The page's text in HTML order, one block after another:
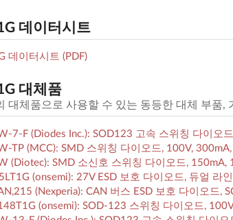
데이터시트
데이터시트 (PDF)
대체품
대체품으로 사용할 수 있는 동등한 대체 부품,
7-F (Diodes Inc.): SOD123 고속 스위칭 다이오
TP (MCC): SMD 스위칭 다이오드, 100V,
(Diotec): SMD 소신호 스위칭 다이오드, 150mA,
(onsemi): 27V ESD 보호 다이오드, 듀얼 라
(Nexperia): CAN 버스 ESD 보호 다이오드,
(onsemi): SOD-123 스위칭 다이오드,